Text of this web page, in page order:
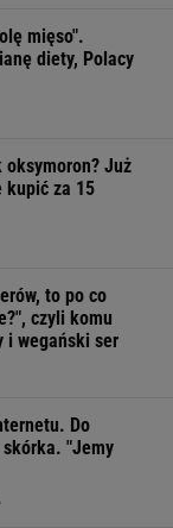
mięso".
diety, Polacy
Już
kupić za 15
to po co
czyli komu
i wegański ser
Do
"Jemy